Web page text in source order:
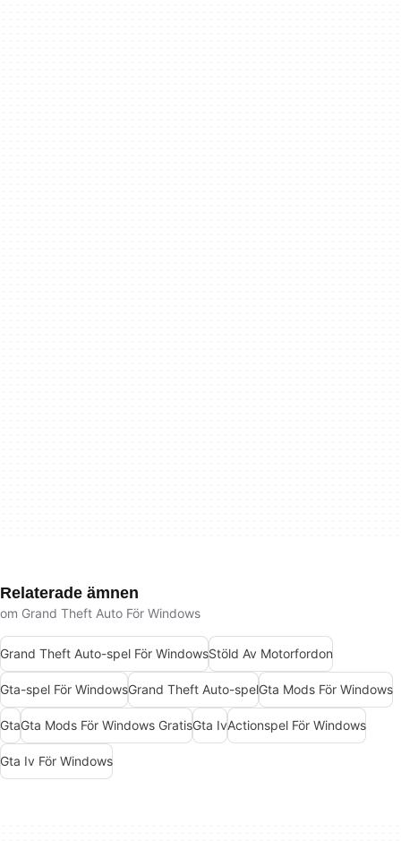
Relaterade ämnen
om Grand Theft Auto För Windows
Grand Theft Auto-spel För WindowsStöld Av Motorfordon
Gta-spel För WindowsGrand Theft Auto-spelGta Mods För Windows
GtaGta Mods För Windows GratisGta IvActionspel För Windows
Gta Iv För Windows